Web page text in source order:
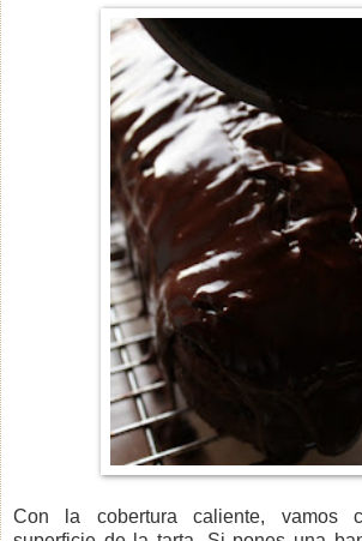
Con la cobertura caliente, vamos